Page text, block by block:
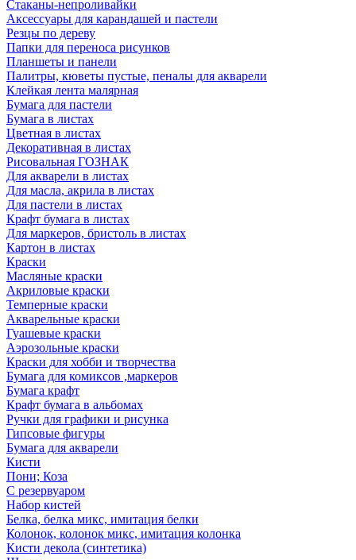
Стаканы-непроливайки
Аксессуары для карандашей и пастели
Резцы по дереву
Папки для переноса рисунков
Планшеты и панели
Палитры, кюветы пустые, пеналы для акварели
Клейкая лента малярная
Бумага для пастели
Бумага в листах
Цветная в листах
Декоративная в листах
Рисовальная ГОЗНАК
Для акварели в листах
Для масла, акрила в листах
Для пастели в листах
Крафт бумага в листах
Для маркеров, бристоль в листах
Картон в листах
Краски
Масляные краски
Акриловые краски
Темперные краски
Акварельные краски
Гуашевые краски
Аэрозольные краски
Краски для хобби и творчества
Бумага для комиксов ,маркеров
Бумага крафт
Крафт бумага в альбомах
Ручки для графики и рисунка
Гипсовые фигуры
Бумага для акварели
Кисти
Пони; Коза
С резервуаром
Набор кистей
Белка, белка микс, имитация белки
Колонок, колонок микс, имитация колонка
Кисти декола (синтетика)